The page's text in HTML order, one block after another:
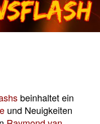
beinhaltet ein
und Neuigkeiten